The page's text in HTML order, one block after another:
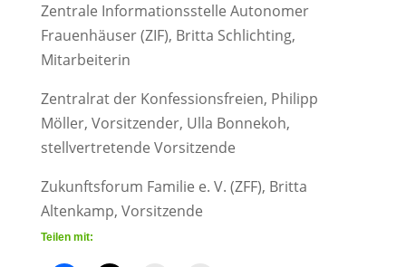
Zentrale Informationsstelle Autonomer
Frauenhäuser (ZIF), Britta Schlichting,
Mitarbeiterin
Zentralrat der Konfessionsfreien, Philipp
Möller, Vorsitzender, Ulla Bonnekoh,
stellvertretende Vorsitzende
Zukunftsforum Familie e. V. (ZFF), Britta
Altenkamp, Vorsitzende
Teilen mit: